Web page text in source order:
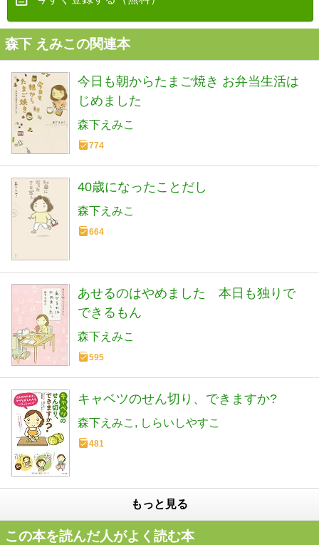
森下 えみこの関連本
今日も朝からたまご焼き お弁当生活は
じめました
森下えみこ
774
40歳になったことだし
森下えみこ
664
あせるのはやめました 本日も独りで
できるもん
森下えみこ
595
キャベツのせん切り、できますか?
森下えみこ しらいしやすこ
481
もっと見る
この本を読んだ人がよく読む本